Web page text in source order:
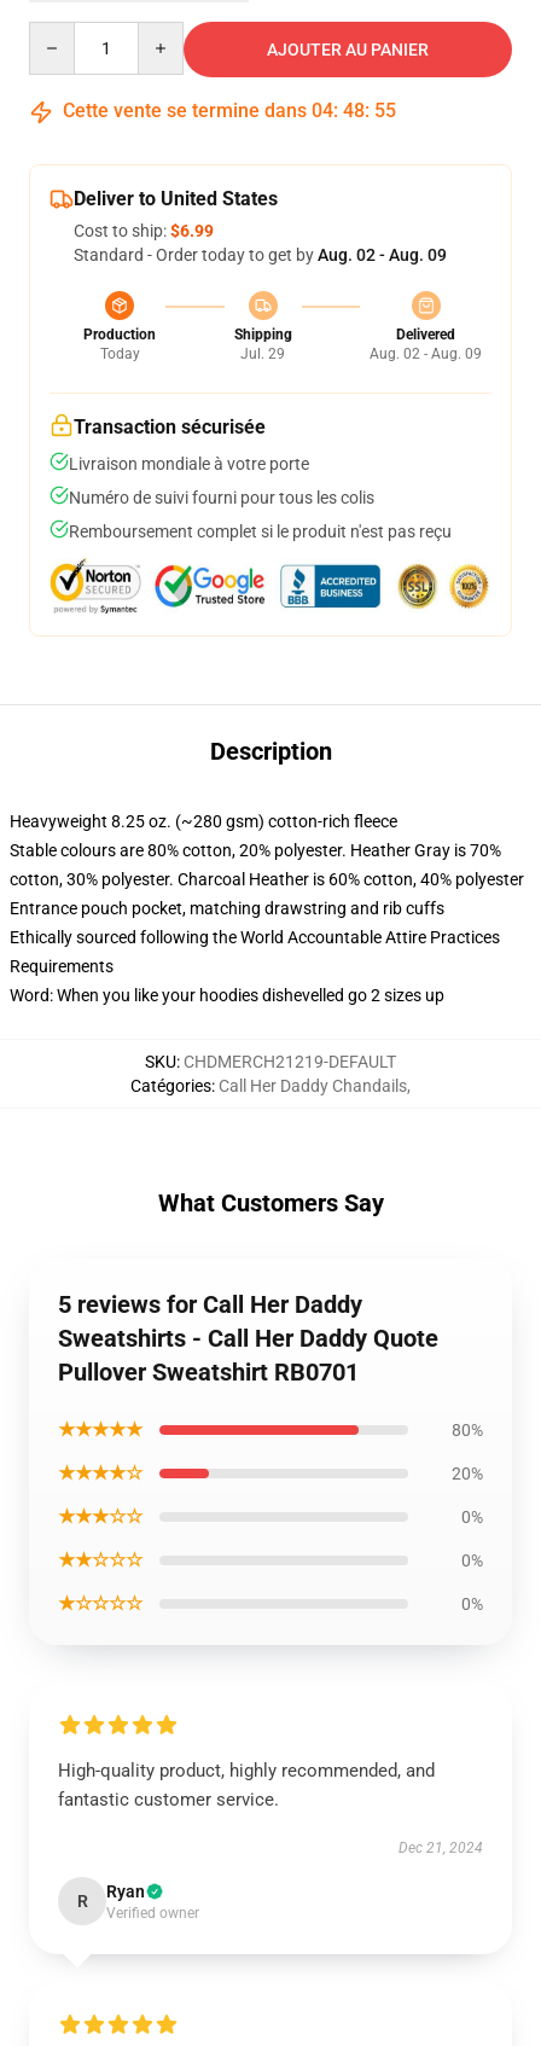
AJOUTER AU PANIER
Cette vente se termine dans 04: 48: 54
Deliver to United States
Cost to ship:$6.99
Standard - Order today to get byAug. 02 - Aug. 09
Production
Today
Shipping
Jul. 29
Delivered
Aug. 02 - Aug. 09
Transaction sécurisée
Livraison mondiale à votre porte
Numéro de suivi fourni pour tous les colis
Remboursement complet si le produit n'est pas reçu
Description
Heavyweight 8.25 oz. (~280 gsm) cotton-rich fleece
Stable colours are 80% cotton, 20% polyester. Heather Gray is 70%
cotton, 30% polyester. Charcoal Heather is 60% cotton, 40% polyester
Entrance pouch pocket, matching drawstring and rib cuffs
Ethically sourced following the World Accountable Attire Practices
Requirements
Word: When you like your hoodies dishevelled go 2 sizes up
SKU: CHDMERCH21219-DEFAULT
Catégories: Call Her Daddy Chandails,
What Customers Say
5 reviews for Call Her Daddy
Sweatshirts - Call Her Daddy Quote
Pullover Sweatshirt RB0701
★★★★★ 80%
★★★★☆ 20%
★★★☆☆ 0%
★★☆☆☆ 0%
★☆☆☆☆ 0%
High-quality product, highly recommended, and
fantastic customer service.
Dec 21, 2024
R Ryan
Verified owner